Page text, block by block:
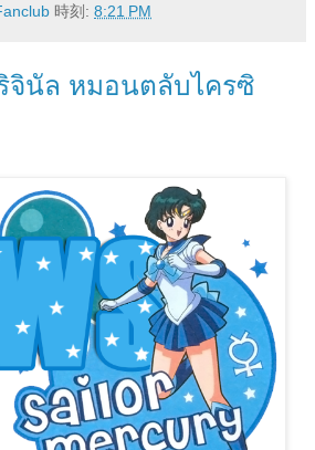
時刻: 8:21 PM
จินัล หมอนตลับไครซิ